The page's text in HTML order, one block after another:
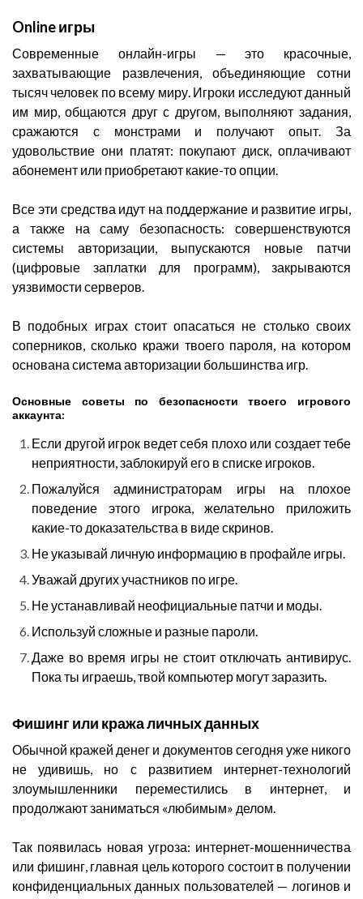
Online игры
Современные онлайн-игры — это красочные,
захватывающие развлечения, объединяющие сотни
тысяч человек по всему миру. Игроки исследуют данный
им мир, общаются друг с другом, выполняют задания,
сражаются с монстрами и получают опыт. За
удовольствие они платят: покупают диск, оплачивают
абонемент или приобретают какие-то опции.
Все эти средства идут на поддержание и развитие игры,
а также на саму безопасность: совершенствуются
системы авторизации, выпускаются новые патчи
(цифровые заплатки для программ), закрываются
уязвимости серверов.
В подобных играх стоит опасаться не столько своих
соперников, сколько кражи твоего пароля, на котором
основана система авторизации большинства игр.
Основные советы по безопасности твоего игрового
аккаунта:
Если другой игрок ведет себя плохо или создает тебе
неприятности, заблокируй его в списке игроков.
Пожалуйся администраторам игры на плохое
поведение этого игрока, желательно приложить
какие-то доказательства в виде скринов.
Не указывай личную информацию в профайле игры.
Уважай других участников по игре.
Не устанавливай неофициальные патчи и моды.
Используй сложные и разные пароли.
Даже во время игры не стоит отключать антивирус.
Пока ты играешь, твой компьютер могут заразить.
Фишинг или кража личных данных
Обычной кражей денег и документов сегодня уже никого
не удивишь, но с развитием интернет-технологий
злоумышленники переместились в интернет, и
продолжают заниматься «любимым» делом.
Так появилась новая угроза: интернет-мошенничества
или фишинг, главная цель которого состоит в получении
конфиденциальных данных пользователей — логинов и